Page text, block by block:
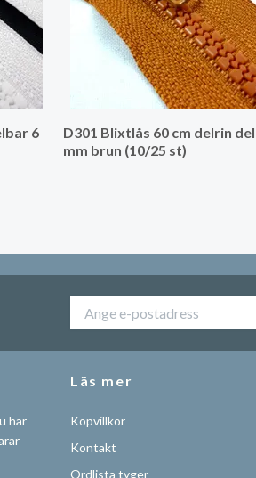
6
D301 Blixtlås 60 cm delrin
mm brun (10/25 st)
har
Läs mer
Köpvillkor
Kontakt
Ordlista tyger